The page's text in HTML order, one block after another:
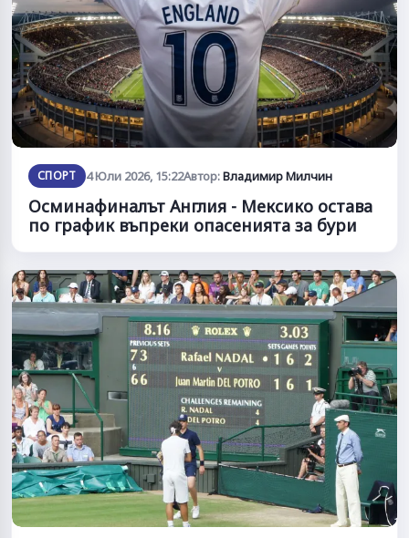
СПОРТ 4 Юли 2026, 15:22Автор:Владимир Милчин
Осминафиналът Англия - Мексико остава
по график въпреки опасенията за бури